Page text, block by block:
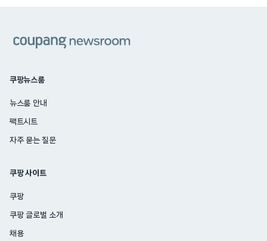
쿠팡뉴스룸
뉴스룸 안내
팩트시트
자주 묻는 질문
쿠팡 사이트
쿠팡
쿠팡 글로벌 소개
채용